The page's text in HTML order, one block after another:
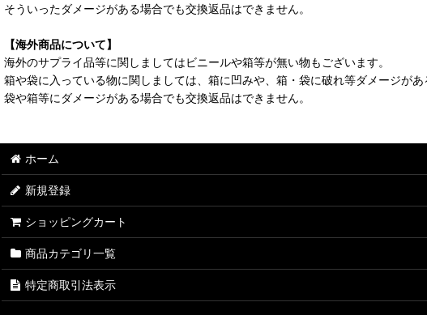
そういったダメージがある場合でも交換返品はできません。
【海外商品について】
海外のサプライ品等に関しましてはビニールや箱等が無い物もございます。
箱や袋に入っている物に関しましては、箱に凹みや、箱・袋に破れ等ダメージがあ
袋や箱等にダメージがある場合でも交換返品はできません。
ホーム
新規登録
ショッピングカート
商品カテゴリ一覧
特定商取引法表示